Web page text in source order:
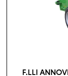
F.LLI